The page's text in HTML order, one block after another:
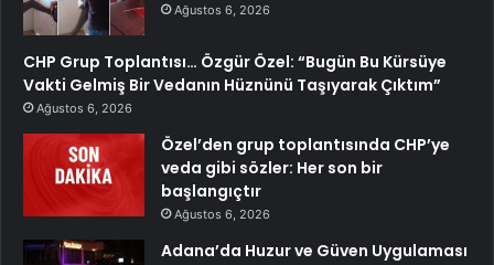
Ağustos 6, 2026
CHP Grup Toplantısı… Özgür Özel: “Bugün Bu Kürsüye
Vakti Gelmiş Bir Vedanın Hüznünü Taşıyarak Çıktım”
Ağustos 6, 2026
Özel’den grup toplantısında CHP’ye
veda gibi sözler: Her son bir
başlangıçtır
Ağustos 6, 2026
Adana’da Huzur ve Güven Uygulaması